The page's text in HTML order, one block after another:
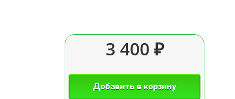
3 400 ₽
Добавить в корзину